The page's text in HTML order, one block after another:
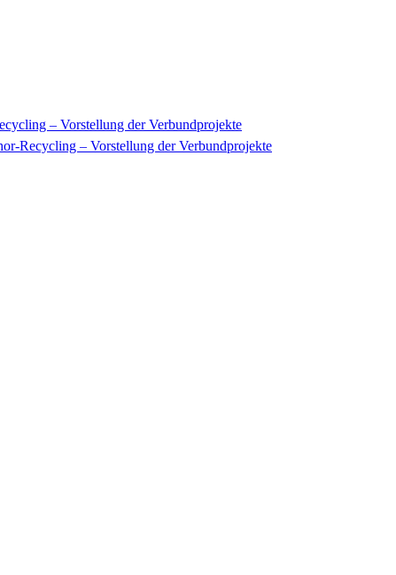
– Vorstellung der Verbundprojekte
Recycling – Vorstellung der Verbundprojekte